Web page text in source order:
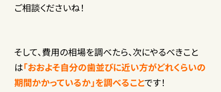
ご相談くださいね！
そして、費用の相場を調べたら、次にやるべきこと
は「おおよそ自分の歯並びに近い方がどれくらいの
期間かかっているか」を調べることです！